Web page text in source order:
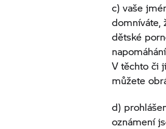
c) vaše
domníváte,
dětské
V těchto či
můžete
d)
oznámení